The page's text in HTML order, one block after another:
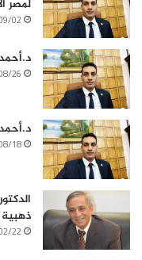
لمصر
2023/09/
2023/08/
2023/08/
2023/02/